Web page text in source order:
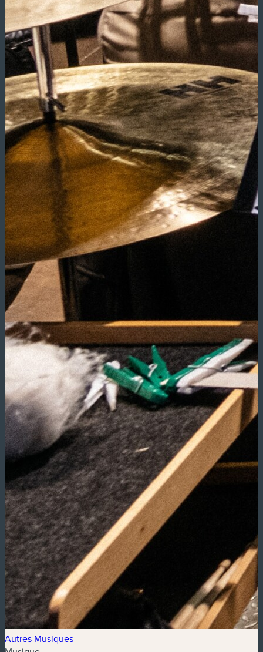
Autres Musiques